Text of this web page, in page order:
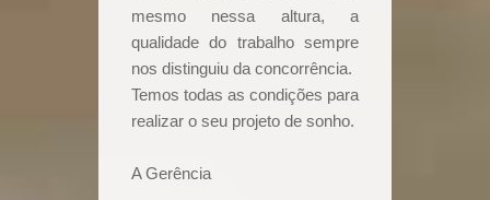
mesmo nessa altura, a
qualidade do trabalho sempre
nos distinguiu da concorrência.
Temos todas as condições para
realizar o seu projeto de sonho.
A Gerência